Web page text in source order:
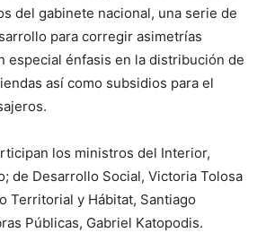
del gabinete nacional, una serie de
para corregir asimetrías
especial énfasis en la distribución de
así como subsidios para el
los ministros del Interior,
de Desarrollo Social, Victoria Tolosa
Territorial y Hábitat, Santiago
Públicas, Gabriel Katopodis.